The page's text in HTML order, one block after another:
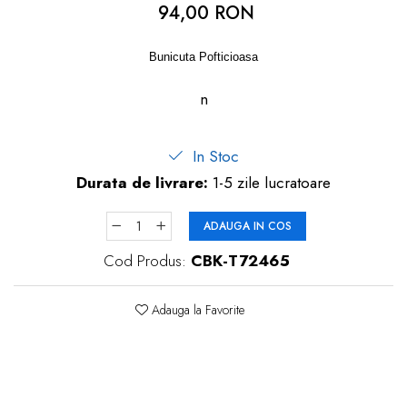
Produse îngrijire copii
94,00 RON
Bunicuta Pofticioasa
n
In Stoc
Durata de livrare: 1-5 zile lucratoare
ADAUGA IN COS
Cod Produs: CBK-T72465
Adauga la Favorite